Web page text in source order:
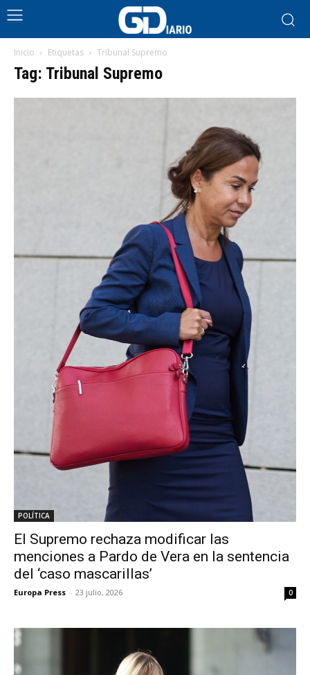
Inicio Etiquetas Tribunal Supremo
Tag: Tribunal Supremo
POLÍTICA
El Supremo rechaza modificar las
menciones a Pardo de Vera en la sentencia
del ‘caso mascarillas’
Europa Press - 23 julio, 2026 0